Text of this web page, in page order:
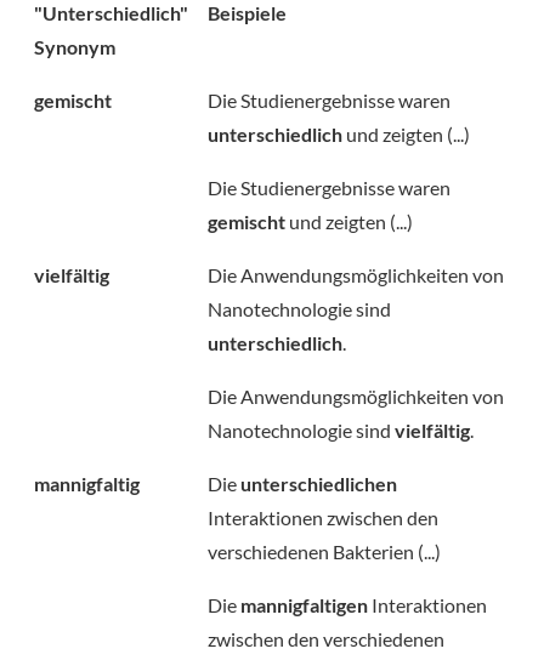
"Unterschiedlich"
Synonym
Beispiele
gemischt
Die Studienergebnisse waren
unterschiedlich und zeigten (...)
Die Studienergebnisse waren
gemischt und zeigten (...)
vielfältig
Die Anwendungsmöglichkeiten von
Nanotechnologie sind
unterschiedlich.
Die Anwendungsmöglichkeiten von
Nanotechnologie sind vielfältig.
mannigfaltig Die unterschiedlichen
Interaktionen zwischen den
verschiedenen Bakterien (...)
Die mannigfaltigen Interaktionen
zwischen den verschiedenen